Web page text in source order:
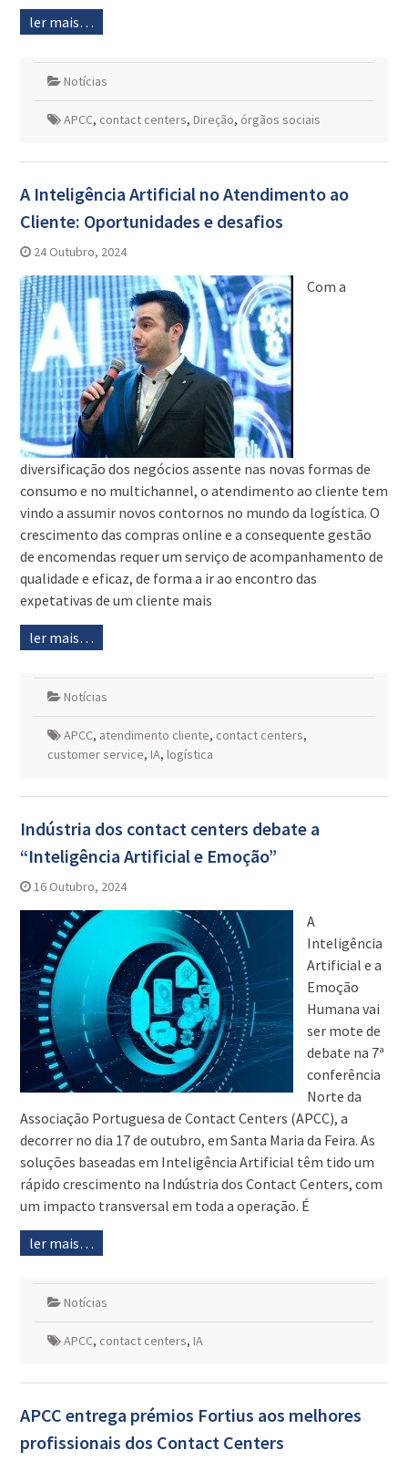
ler mais…
Notícias
APCC, contact centers, Direção, órgãos sociais
A Inteligência Artificial no Atendimento ao
Cliente: Oportunidades e desafios
24 Outubro, 2024
Com a
diversificação dos negócios assente nas novas formas de
consumo e no multichannel, o atendimento ao cliente tem
vindo a assumir novos contornos no mundo da logística. O
crescimento das compras online e a consequente gestão
de encomendas requer um serviço de acompanhamento de
qualidade e eficaz, de forma a ir ao encontro das
expetativas de um cliente mais
ler mais…
Notícias
APCC, atendimento cliente, contact centers,
customer service, IA, logística
Indústria dos contact centers debate a
“Inteligência Artificial e Emoção”
16 Outubro, 2024
A
Inteligência
Artificial e a
Emoção
Humana vai
ser mote de
debate na 7ª
conferência
Norte da
Associação Portuguesa de Contact Centers (APCC), a
decorrer no dia 17 de outubro, em Santa Maria da Feira. As
soluções baseadas em Inteligência Artificial têm tido um
rápido crescimento na Indústria dos Contact Centers, com
um impacto transversal em toda a operação. É
ler mais…
Notícias
APCC, contact centers, IA
APCC entrega prémios Fortius aos melhores
profissionais dos Contact Centers